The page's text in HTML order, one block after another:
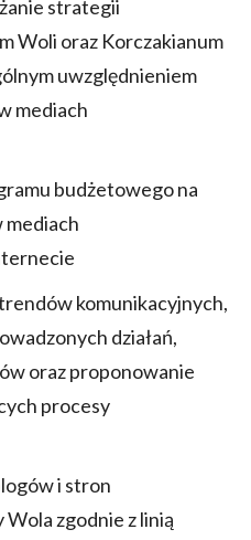
strategii
Woli oraz Korczakianum
uwzględnieniem
mediach
budżetowego na
mediach
komunikacyjnych,
działań,
oraz proponowanie
procesy
i stron
zgodnie z linią